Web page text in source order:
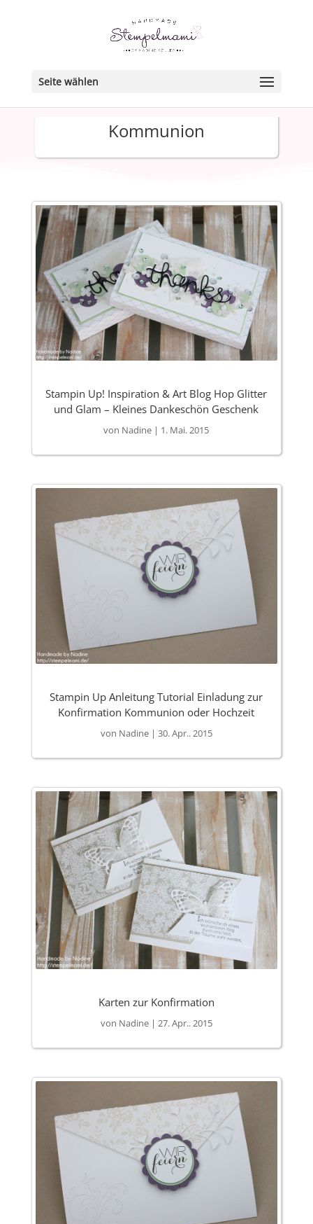
Seite wählen
Kommunion
Stampin Up! Inspiration & Art Blog Hop Glitter
und Glam – Kleines Dankeschön Geschenk
von Nadine | 1. Mai. 2015
Stampin Up Anleitung Tutorial Einladung zur
Konfirmation Kommunion oder Hochzeit
von Nadine| 30. Apr.. 2015
Karten zur Konfirmation
von Nadine| 27. Apr.. 2015